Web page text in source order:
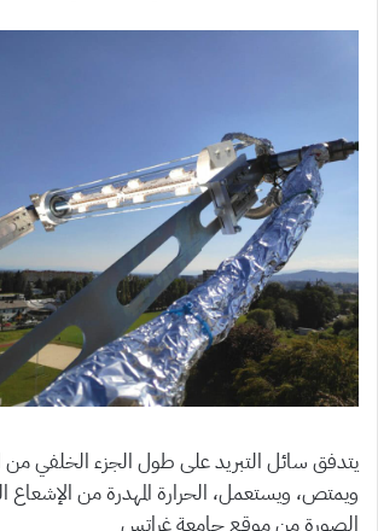
يتدفق سائل التبريد على طول الجزء الخلفي من
ويمتص، ويستعمل، الحرارة المهدرة من الإشعاع
الصورة من موقع جامعة غراتس